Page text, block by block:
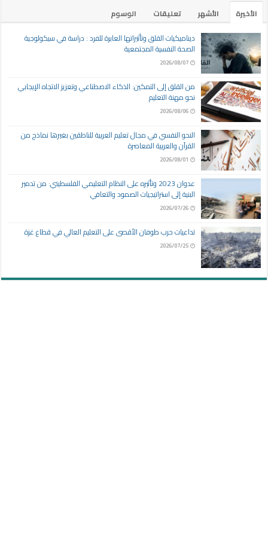
الأخيرة الأشهر تعليقات
الوسوم
ديناميكيات القلق وتأثيراتها العابرة للفرد : دراسة في سيكولوجية
الصحة النفسية المجتمعية
2026/08/07
من القلق إلى التمكين: الذكاء الاصطناعي وتعزيز الاتجاه الإيجابي
نحو مهنة التعليم
2026/08/06
النحو النفسي في مجال تعليم العربية للناطقين بغيرها نماذج من
القرآن والعربية المعاصرة
2026/08/01
عدوان 2023 وتأثيره على النظام التعليمي الفلسطيني: من تدمير
البنية إلى استراتيجيات الصمود والتعافي
2026/07/26
تداعيات حرب طوفان الأقصى على التعليم العالي في قطاع غزة
2026/07/25